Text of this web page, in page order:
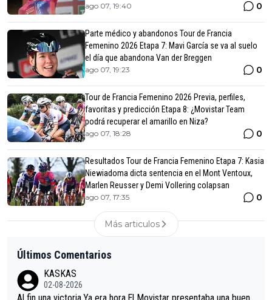
ago 07, 19:40 0
Parte médico y abandonos Tour de Francia
Femenino 2026 Etapa 7: Mavi García se va al suelo
el día que abandona Van der Breggen
ago 07, 19:23 0
Tour de Francia Femenino 2026 Previa, perfiles,
favoritas y predicción Etapa 8: ¿Movistar Team
podrá recuperar el amarillo en Niza?
ago 07, 18:28 0
Resultados Tour de Francia Femenino Etapa 7: Kasia
Niewiadoma dicta sentencia en el Mont Ventoux,
Marlen Reusser y Demi Vollering colapsan
ago 07, 17:35 0
Más articulos
Últimos Comentarios
KASKAS
02-08-2026